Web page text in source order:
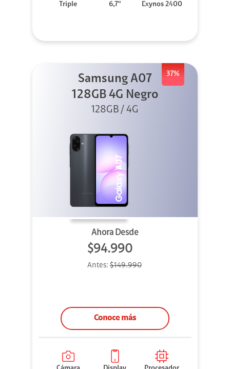
Triple
6,7"
Exynos 2400
37%
Samsung A07
128GB 4G Negro
128GB / 4G
Ahora Desde
$94.990
Antes:$149.990
Conoce más